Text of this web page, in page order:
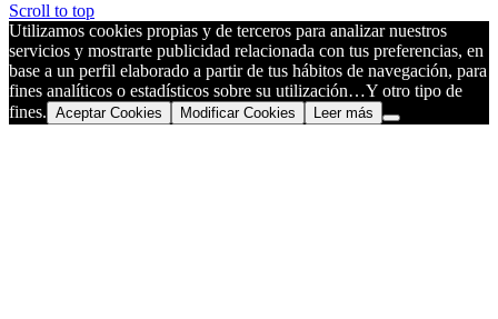
Scroll to top
Utilizamos cookies propias y de terceros para analizar nuestros
servicios y mostrarte publicidad relacionada con tus preferencias, en
base a un perfil elaborado a partir de tus hábitos de navegación, para
fines analíticos o estadísticos sobre su utilización…Y otro tipo de
fines. Aceptar Cookies Modificar Cookies Leer más